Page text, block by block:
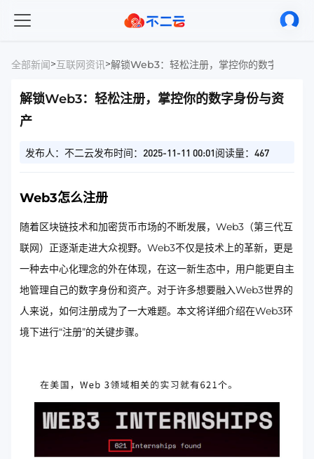
全部新闻>互联网资讯>解锁Web3：轻松注册，掌控你的数字身份与
解锁Web3：轻松注册，掌控你的数字身份与资
产
发布人：不二云发布时间：2025-11-11 00:01阅读量：467
Web3怎么注册
随着区块链技术和加密货币市场的不断发展，Web3（第三代互
联网）正逐渐走进大众视野。Web3不仅是技术上的革新，更是
一种去中心化理念的外在体现，在这一新生态中，用户能更自主
地管理自己的数字身份和资产。对于许多想要融入Web3世界的
人来说，如何注册成为了一大难题。本文将详细介绍在Web3环
境下进行“注册”的关键步骤。